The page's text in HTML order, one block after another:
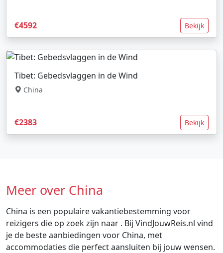
€4592 Bekijk
Tibet: Gebedsvlaggen in de Wind
China
€2383 Bekijk
Meer over China
China is een populaire vakantiebestemming voor
reizigers die op zoek zijn naar . Bij VindJouwReis.nl vind
je de beste aanbiedingen voor China, met
accommodaties die perfect aansluiten bij jouw wensen.